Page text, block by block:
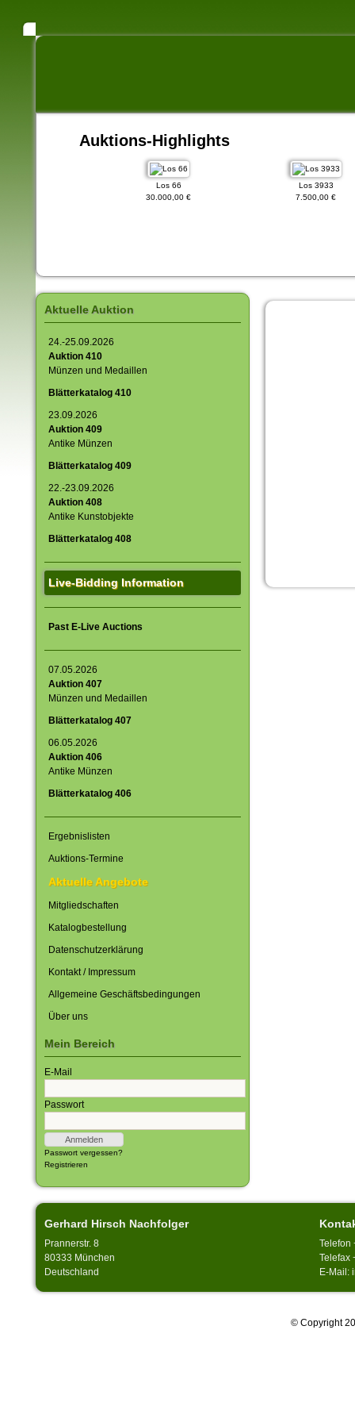
Auktions-Highlights
Los 66
30.000,00 €
Los 3933
7.500,00 €
Aktuelle Auktion
24.-25.09.2026
Auktion 410
Münzen und Medaillen
Blätterkatalog 410
23.09.2026
Auktion 409
Antike Münzen
Blätterkatalog 409
22.-23.09.2026
Auktion 408
Antike Kunstobjekte
Blätterkatalog 408
Live-Bidding Information
Past E-Live Auctions
07.05.2026
Auktion 407
Münzen und Medaillen
Blätterkatalog 407
06.05.2026
Auktion 406
Antike Münzen
Blätterkatalog 406
Ergebnislisten
Auktions-Termine
Aktuelle Angebote
Mitgliedschaften
Katalogbestellung
Datenschutzerklärung
Kontakt / Impressum
Allgemeine Geschäftsbedingungen
Über uns
Mein Bereich
E-Mail
Passwort
Passwort vergessen?
Registrieren
Gerhard Hirsch Nachfolger
Prannerstr. 8
80333 München
Deutschland
Telefon
Telefax
E-Mail:
© Copyright